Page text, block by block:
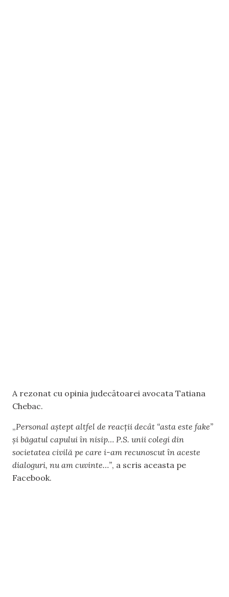
A rezonat cu opinia judecătoarei avocata Tatiana
Chebac.
„Personal aștept altfel de reacții decât “asta este fake”
și băgatul capului în nisip… P.S. unii colegi din
societatea civilă pe care i-am recunoscut în aceste
dialoguri, nu am cuvinte…”, a scris aceasta pe
Facebook.